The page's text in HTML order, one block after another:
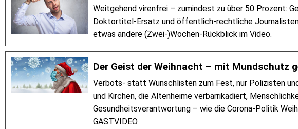
Weitgehend virenfrei – zumindest zu über 50 Prozent:
Doktortitel-Ersatz und öffentlich-rechtliche
etwas andere (Zwei-)Wochen-Rückblick im Video.
Der Geist der Weihnacht – mit Mundschutz
Verbots- statt Wunschlisten zum Fest, nur Polizisten
und Kirchen, die Altenheime verbarrikadiert,
Gesundheitsverantwortung – wie die Corona-Politik
GASTVIDEO